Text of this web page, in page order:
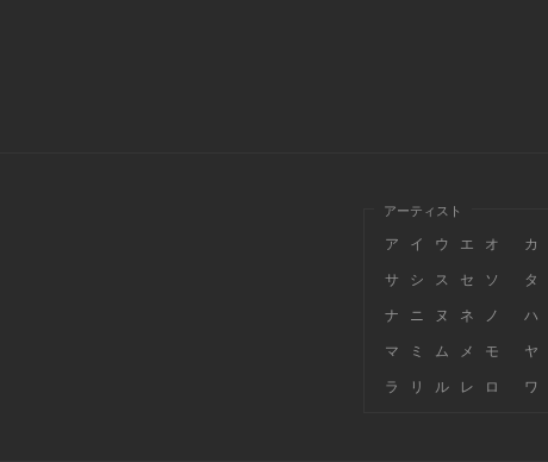
アーティスト
ア イ ウ エ オ カ
サ シ ス セ ソ タ
ナ ニ ヌ ネ ノ ハ
マ ミ ム メ モ ヤ
ラ リ ル レ ロ ワ